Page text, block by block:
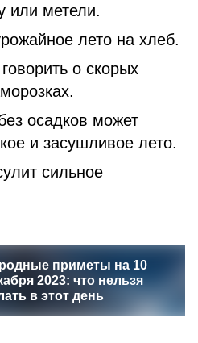
или метели.
лето на хлеб.
о скорых
осадков может
и засушливое лето.
сильное
приметы на 10
2023: что нельзя
в этот день